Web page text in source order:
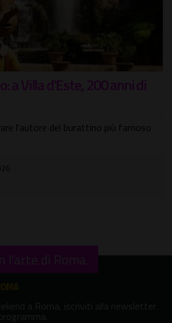
VILLÆ 2026 un'estate di
Le VILLÆ di Tivoli si accendono di
l'arte di Roma